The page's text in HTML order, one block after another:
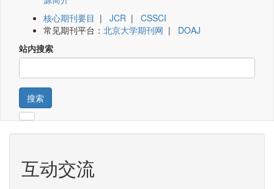
核心期刊要目 | JCR | CSSCI
常见期刊平台： 北京大学期刊网 | DOAJ
站内搜索
搜索
互动交流